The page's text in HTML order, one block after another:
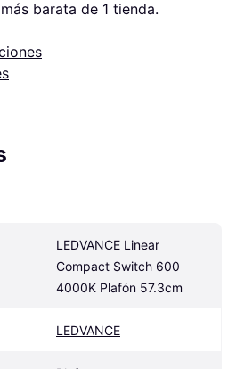
barata de 1 tienda.
LEDVANCE Linear
Compact Switch 600
4000K Plafón 57.3cm
LEDVANCE